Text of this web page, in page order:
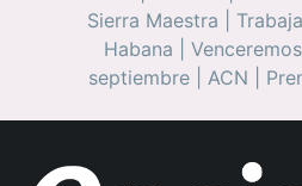
Sierra Maestra
Habana
Venceremos
septiembre| ACN